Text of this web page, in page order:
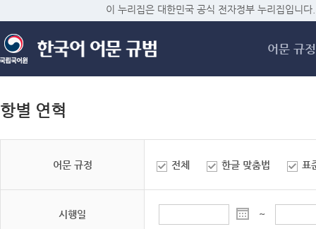
메
이 누리집은 대한민국 공식 전자정부 누리집입니다.
어문 규정
항별 연혁
어문 규정 전체 한글 맞춤법 표
시행일 ~